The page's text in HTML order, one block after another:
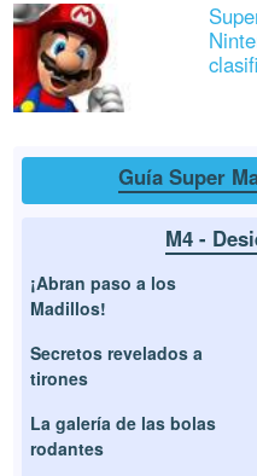
Guía Super
M4 -
¡Abran paso a los
Madillos!
Secretos revelados a
tirones
La galería de las bolas
rodantes